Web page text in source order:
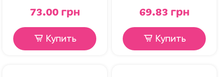
73.00 грн
Купить
69.83 грн
Купить